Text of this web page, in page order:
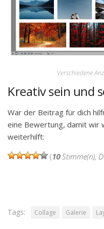
Verschiedene
Kreativ sein und
War der Beitrag für dich
eine Bewertung, damit wir
weiterhilft:
(10Stimme(n),
Tags: Collage Galerie